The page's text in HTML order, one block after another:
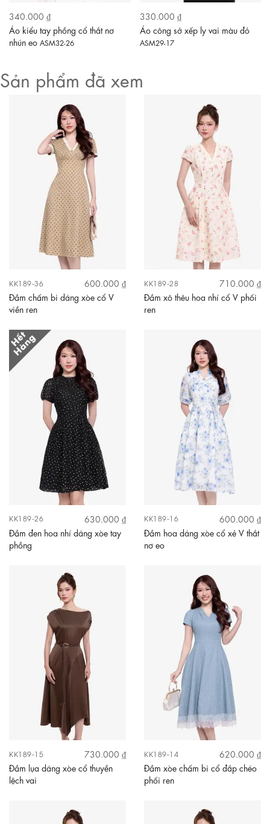
340.000 ₫
Áo kiểu tay phồng cổ thắt nơ
nhún eo ASM32-26
330.000 ₫
Áo công sở xếp ly vai màu đỏ
ASM29-17
Sản phẩm đã xem
KK189-36
600.000 ₫
Đầm chấm bi dáng xòe cổ V
viền ren
KK189-28
710.000 ₫
Đầm xô thêu hoa nhí cổ V phối
ren
KK189-26
630.000 ₫
Đầm đen hoa nhí dáng xòe tay
phồng
KK189-16
600.000 ₫
Đầm hoa dáng xòe cổ xẻ V thắt
nơ eo
KK189-15
730.000 ₫
Đầm lụa dáng xòe cổ thuyền
lệch vai
KK189-14
620.000 ₫
Đầm xòe chấm bi cổ đắp chéo
phối ren